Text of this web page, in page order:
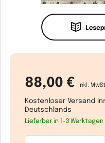
88,00 € inkl.
Kostenloser Versand
Deutschlands
Lieferbar in 1-3 Werktagen